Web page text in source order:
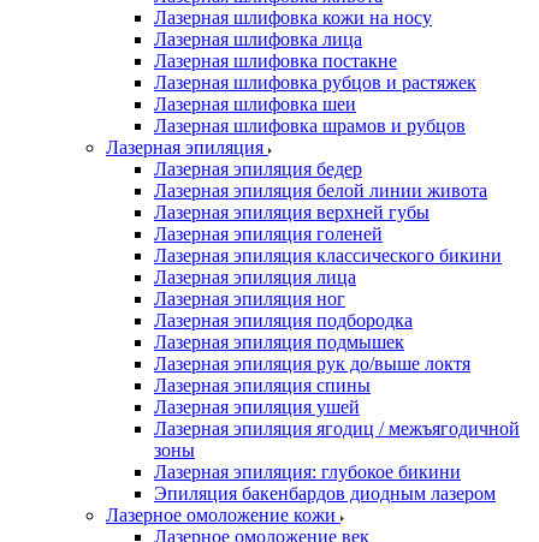
Лазерная шлифовка кожи на носу
Лазерная шлифовка лица
Лазерная шлифовка постакне
Лазерная шлифовка рубцов и растяжек
Лазерная шлифовка шеи
Лазерная шлифовка шрамов и рубцов
Лазерная эпиляция
Лазерная эпиляция бедер
Лазерная эпиляция белой линии живота
Лазерная эпиляция верхней губы
Лазерная эпиляция голеней
Лазерная эпиляция классического бикини
Лазерная эпиляция лица
Лазерная эпиляция ног
Лазерная эпиляция подбородка
Лазерная эпиляция подмышек
Лазерная эпиляция рук до/выше локтя
Лазерная эпиляция спины
Лазерная эпиляция ушей
Лазерная эпиляция ягодиц / межъягодичной
зоны
Лазерная эпиляция: глубокое бикини
Эпиляция бакенбардов диодным лазером
Лазерное омоложение кожи
Лазерное омоложение век